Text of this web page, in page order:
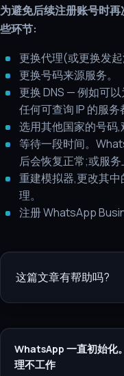
为避免后续注册账号时
些环节:
更换代理(或更换发起
更换号码来源服务。
更换 DNS — 例如可
任何可查询 IP 的服务
选用其他国家的号码,
等待一段时间。
后会恢复正常;或服务
重建模拟器,更改其
理。
注册 WhatsApp
这篇文章有帮助吗?
WhatsApp 一直初始化
理不工作